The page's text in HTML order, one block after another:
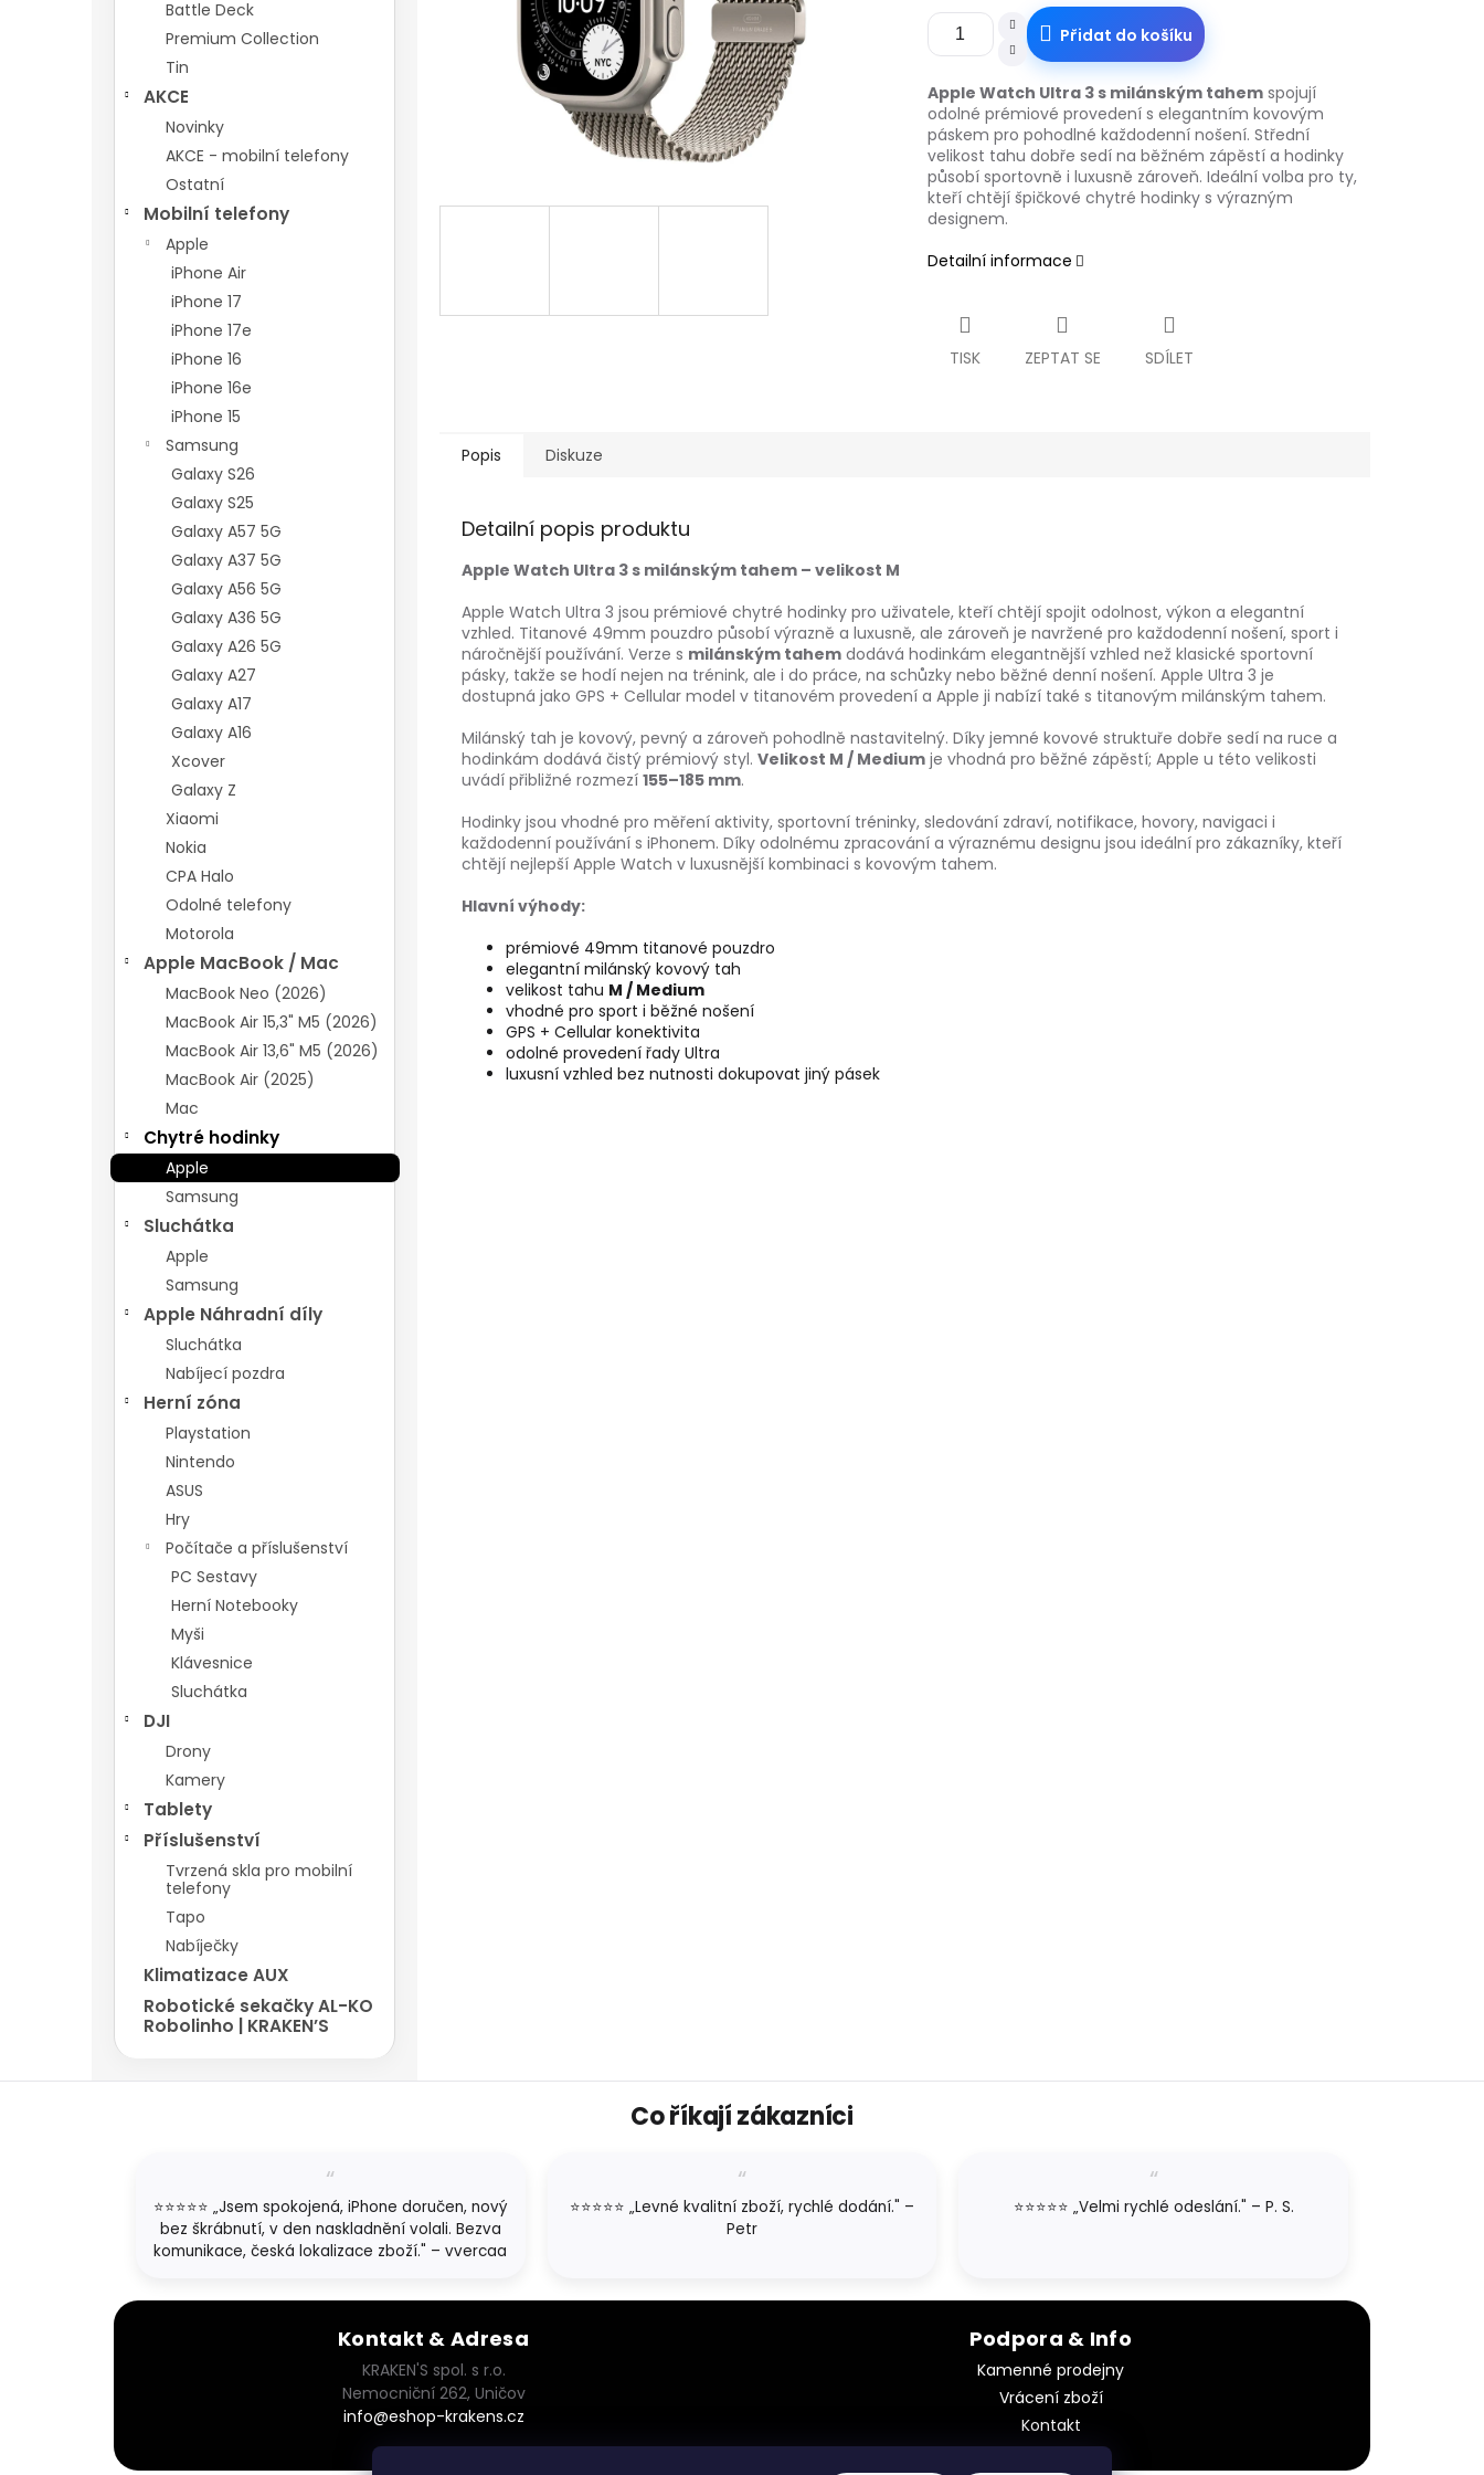
Battle Deck
Premium Collection
Tin
AKCE
Novinky
AKCE - mobilní telefony
Ostatní
Mobilní telefony
Apple
iPhone Air
iPhone 17
iPhone 17e
iPhone 16
iPhone 16e
iPhone 15
Samsung
Galaxy S26
Galaxy S25
Galaxy A57 5G
Galaxy A37 5G
Galaxy A56 5G
Galaxy A36 5G
Galaxy A26 5G
Galaxy A27
Galaxy A17
Galaxy A16
Xcover
Galaxy Z
Xiaomi
Nokia
CPA Halo
Odolné telefony
Motorola
Apple MacBook / Mac
MacBook Neo (2026)
MacBook Air 15,3" M5 (2026)
MacBook Air 13,6" M5 (2026)
MacBook Air (2025)
Mac
Chytré hodinky
Apple
Samsung
Sluchátka
Apple
Samsung
Apple Náhradní díly
Sluchátka
Nabíjecí pozdra
Herní zóna
Playstation
Nintendo
ASUS
Hry
Počítače a příslušenství
PC Sestavy
Herní Notebooky
Myši
Klávesnice
Sluchátka
DJI
Drony
Kamery
Tablety
Příslušenství
Tvrzená skla pro mobilní
telefony
Tapo
Nabíječky
Klimatizace AUX
Robotické sekačky AL-KO
Robolinho | KRAKEN’S
Přidat do košíku
Apple Watch Ultra 3 s milánským tahemspojují
odolné prémiové provedení s elegantním kovovým
páskem pro pohodlné každodenní nošení. Střední
velikost tahu dobře sedí na běžném zápěstí a hodinky
působí sportovně i luxusně zároveň. Ideální volba pro ty,
kteří chtějí špičkové chytré hodinky s výrazným
designem.
Detailní informace
TISK ZEPTAT SE SDÍLET
Popis Diskuze
Detailní popis produktu
Apple Watch Ultra 3 s milánským tahem – velikost M
Apple Watch Ultra 3 jsou prémiové chytré hodinky pro uživatele, kteří chtějí spojit odolnost, výkon a elegantní
vzhled. Titanové 49mm pouzdro působí výrazně a luxusně, ale zároveň je navržené pro každodenní nošení, sport i
náročnější používání. Verze s milánským tahem dodává hodinkám elegantnější vzhled než klasické sportovní
pásky, takže se hodí nejen na trénink, ale i do práce, na schůzky nebo běžné denní nošení. Apple Ultra 3 je
dostupná jako GPS + Cellular model v titanovém provedení a Apple ji nabízí také s titanovým milánským tahem.
Milánský tah je kovový, pevný a zároveň pohodlně nastavitelný. Díky jemné kovové struktuře dobře sedí na ruce a
hodinkám dodává čistý prémiový styl. Velikost M / Medium je vhodná pro běžné zápěstí; Apple u této velikosti
uvádí přibližné rozmezí 155–185 mm.
Hodinky jsou vhodné pro měření aktivity, sportovní tréninky, sledování zdraví, notifikace, hovory, navigaci i
každodenní používání s iPhonem. Díky odolnému zpracování a výraznému designu jsou ideální pro zákazníky, kteří
chtějí nejlepší Apple Watch v luxusnější kombinaci s kovovým tahem.
Hlavní výhody:
prémiové 49mm titanové pouzdro
elegantní milánský kovový tah
velikost tahu M / Medium
vhodné pro sport i běžné nošení
GPS + Cellular konektivita
odolné provedení řady Ultra
luxusní vzhled bez nutnosti dokupovat jiný pásek
Co říkají zákazníci
⭐⭐⭐⭐⭐ „Jsem spokojená, iPhone doručen, nový
bez škrábnutí, v den naskladnění volali. Bezva
komunikace, česká lokalizace zboží." – vvercaa
⭐⭐⭐⭐⭐ „Levné kvalitní zboží, rychlé dodání." –
Petr
⭐⭐⭐⭐⭐ „Velmi rychlé odeslání." – P. S.
Kontakt & Adresa
KRAKEN'S spol. s r.o.
Nemocniční 262, Uničov
info@eshop-krakens.cz
Podpora & Info
Kamenné prodejny
Vrácení zboží
Kontakt